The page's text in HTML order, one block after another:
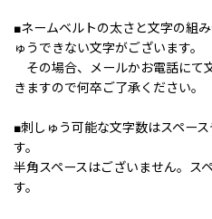
■ネームベルトの太さと文字の組
ゅうできない文字がございます。
その場合、メールかお電話にて
きますので何卒ご了承ください。
■刺しゅう可能な文字数はスペー
す。
半角スペースはございません。ス
す。